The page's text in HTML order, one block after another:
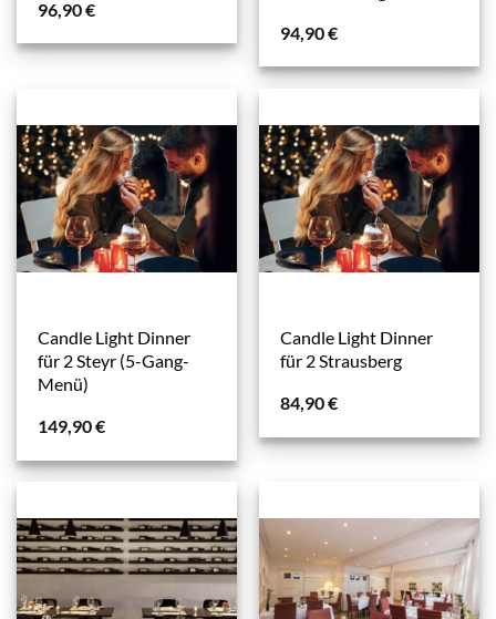
96,90€
94,90€
Candle Light Dinner
für 2 Steyr (5-Gang-
Menü)
149,90€
Candle Light Dinner
für 2 Strausberg
84,90€